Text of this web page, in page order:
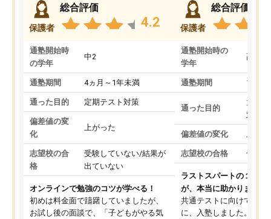
保護者
総合評価
4.2
通塾開始時
の学年
中2
通塾期間 4ヵ月～1年未満
通った目的 定期テスト対策
偏差値の変
化
上がった
志望校の合
格
受験していない/結果が
出ていない
オンラインで勉強のコツが学べる！
初めは料金面で躊躇していましたが、
お試し後の面談で、「子どもがやる気
保護者
総合評価
通塾開始時の
学年
高3
通塾期間 1～3
通った目的
大学
対策
偏差値の変化
志望校の合格 合格
ラストスパートの１か月
が、本当に助かりました
共通テストに向けての追
に、入塾しました。田舎